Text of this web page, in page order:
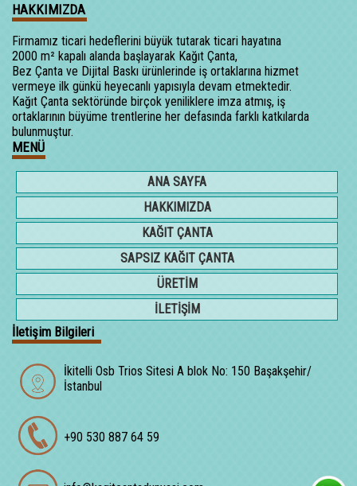
HAKKIMIZDA
Firmamız ticari hedeflerini büyük tutarak ticari hayatına
2000 m² kapalı alanda başlayarak Kağıt Çanta,
Bez Çanta ve Dijital Baskı ürünlerinde iş ortaklarına hizmet
vermeye ilk günkü heyecanlı yapısıyla devam etmektedir.
Kağıt Çanta sektöründe birçok yeniliklere imza atmış, iş
ortaklarının büyüme trentlerine her defasında farklı katkılarda
bulunmuştur.
MENÜ
ANA SAYFA
HAKKIMIZDA
KAĞIT ÇANTA
SAPSIZ KAĞIT ÇANTA
ÜRETİM
İLETİŞİM
İletişim Bilgileri
İkitelli Osb Trios Sitesi A blok No: 150 Başakşehir/
İstanbul
+90 530 887 64 59